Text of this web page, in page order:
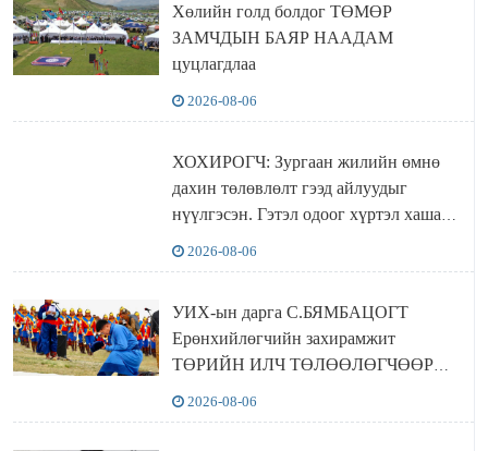
Хөлийн голд болдог ТӨМӨР
ЗАМЧДЫН БАЯР НААДАМ
цуцлагдлаа
2026-08-06
ХОХИРОГЧ: Зургаан жилийн өмнө
дахин төлөвлөлт гээд айлуудыг
нүүлгэсэн. Гэтэл одоог хүртэл хашаа
2026-08-06
УИХ-ын дарга С.БЯМБАЦОГТ
Ерөнхийлөгчийн захирамжит
ТӨРИЙН ИЛЧ ТӨЛӨӨЛӨГЧӨӨР
2026-08-06